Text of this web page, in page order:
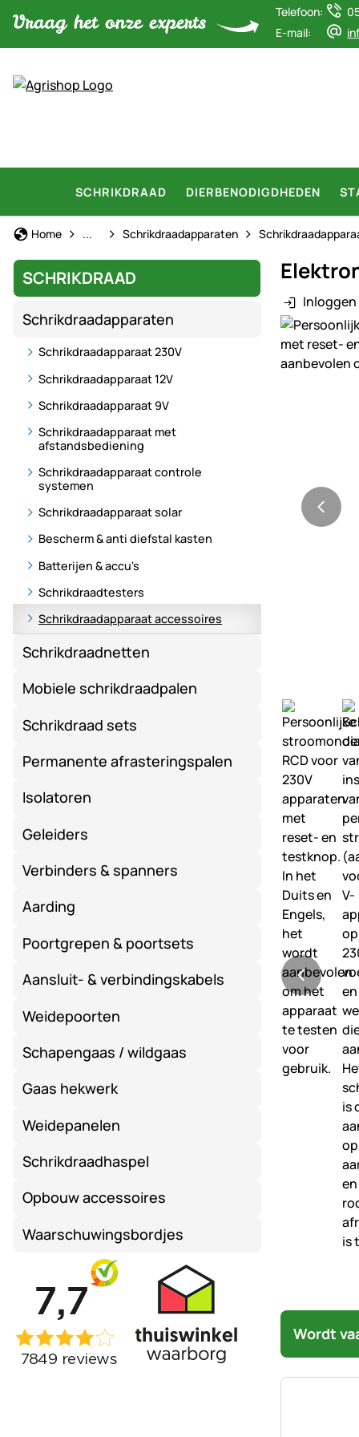
Telefoon:
E-mail:
SCHRIKDRAAD DIERBENODIGDHEDEN
Home Schrikdraad
... Schrikdraadapparaten
SCHRIKDRAAD
Schrikdraadapparaten
Schrikdraadapparaat 230V
Schrikdraadapparaat 12V
Schrikdraadapparaat 9V
Schrikdraadapparaat met
afstandsbediening
Schrikdraadapparaat controle
systemen
Schrikdraadapparaat solar
Bescherm & anti diefstal kasten
Batterijen & accu's
Schrikdraadtesters
Schrikdraadapparaat accessoires
Schrikdraadnetten
Mobiele schrikdraadpalen
Schrikdraad sets
Permanente afrasteringspalen
Isolatoren
Geleiders
Verbinders & spanners
Aarding
Poortgrepen & poortsets
Aansluit- & verbindingskabels
Weidepoorten
Schapengaas / wildgaas
Gaas hekwerk
Weidepanelen
Schrikdraadhaspel
Opbouw accessoires
Waarschuwingsbordjes
Wordt